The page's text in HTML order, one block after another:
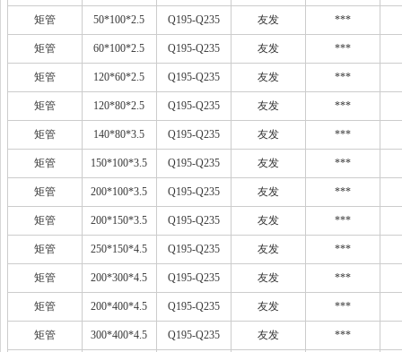
矩管 50*100*2.5 Q195-Q235 友发 ***
矩管 60*100*2.5 Q195-Q235 友发 ***
矩管 120*60*2.5 Q195-Q235 友发 ***
矩管 120*80*2.5 Q195-Q235 友发 ***
矩管 140*80*3.5 Q195-Q235 友发 ***
矩管 150*100*3.5 Q195-Q235 友发 ***
矩管 200*100*3.5 Q195-Q235 友发 ***
矩管 200*150*3.5 Q195-Q235 友发 ***
矩管 250*150*4.5 Q195-Q235 友发 ***
矩管 200*300*4.5 Q195-Q235 友发 ***
矩管 200*400*4.5 Q195-Q235 友发 ***
矩管 300*400*4.5 Q195-Q235 友发 ***